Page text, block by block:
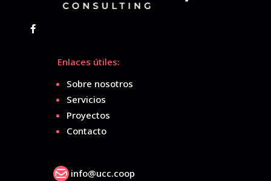
Enlaces útiles:
Sobre nosotros
Servicios
Proyectos
Contacto
 info@ucc.coop